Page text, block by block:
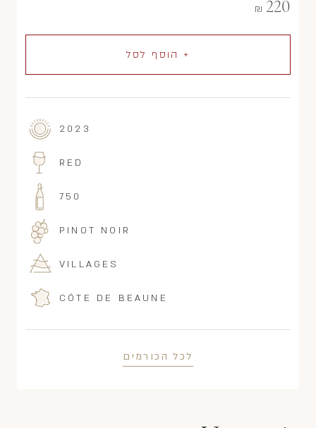
220
₪
+ הוסף לסל
2023
RED
750
PINOT NOIR
VILLAGES
CÔTE DE BEAUNE
לכל הכורמים